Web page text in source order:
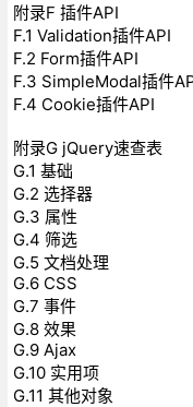
附录F 插件API
F.1 Validation插件API
F.2 Form插件API
F.3 SimpleModal插件
F.4 Cookie插件API
附录G jQuery速查表
G.1 基础
G.2 选择器
G.3 属性
G.4 筛选
G.5 文档处理
G.6 CSS
G.7 事件
G.8 效果
G.9 Ajax
G.10 实用项
G.11 其他对象